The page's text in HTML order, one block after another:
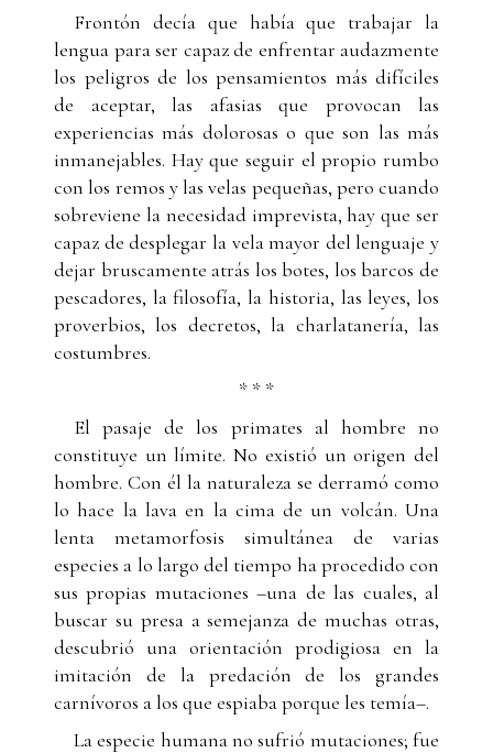
Frontón decía que había que trabajar la
lengua para ser capaz de enfrentar audazmente
los peligros de los pensamientos más difíciles
de aceptar, las afasias que provocan las
experiencias más dolorosas o que son las más
inmanejables. Hay que seguir el propio rumbo
con los remos y las velas pequeñas, pero cuando
sobreviene la necesidad imprevista, hay que ser
capaz de desplegar la vela mayor del lenguaje y
dejar bruscamente atrás los botes, los barcos de
pescadores, la filosofía, la historia, las leyes, los
proverbios, los decretos, la charlatanería, las
costumbres.
* * *
El pasaje de los primates al hombre no
constituye un límite. No existió un origen del
hombre. Con él la naturaleza se derramó como
lo hace la lava en la cima de un volcán. Una
lenta metamorfosis simultánea de varias
especies a lo largo del tiempo ha procedido con
sus propias mutaciones –una de las cuales, al
buscar su presa a semejanza de muchas otras,
descubrió una orientación prodigiosa en la
imitación de la predación de los grandes
carnívoros a los que espiaba porque les temía–.
La especie humana no sufrió mutaciones; fue